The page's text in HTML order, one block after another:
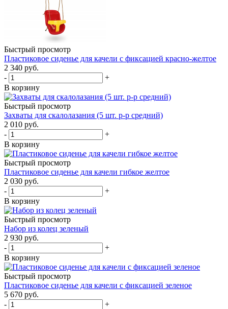
Быстрый просмотр
Пластиковое сиденье для качели с фиксацией красно-желтое
2 340 руб.
-
+
В корзину
Быстрый просмотр
Захваты для скалолазания (5 шт. р-р средний)
2 010 руб.
-
+
В корзину
Быстрый просмотр
Пластиковое сиденье для качели гибкое желтое
2 030 руб.
-
+
В корзину
Быстрый просмотр
Набор из колец зеленый
2 930 руб.
-
+
В корзину
Быстрый просмотр
Пластиковое сиденье для качели с фиксацией зеленое
5 670 руб.
-
+